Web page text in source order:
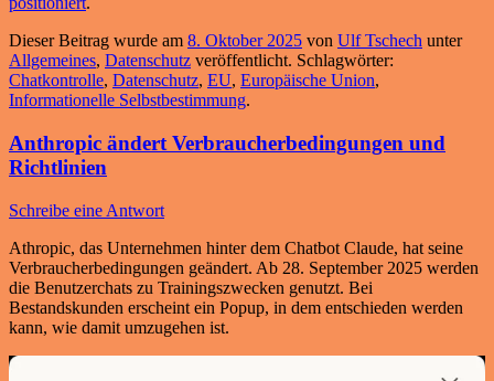
Dieser Beitrag wurde am 8. Oktober 2025 von Ulf Tschech unter
Allgemeines, Datenschutz veröffentlicht. Schlagwörter:
Chatkontrolle, Datenschutz, EU, Europäische Union,
Informationelle Selbstbestimmung.
Anthropic ändert Verbraucherbedingungen und
Richtlinien
Schreibe eine Antwort
Athropic, das Unternehmen hinter dem Chatbot Claude, hat seine
Verbraucherbedingungen geändert. Ab 28. September 2025 werden
die Benutzerchats zu Trainingszwecken genutzt. Bei
Bestandskunden erscheint ein Popup, in dem entschieden werden
kann, wie damit umzugehen ist.